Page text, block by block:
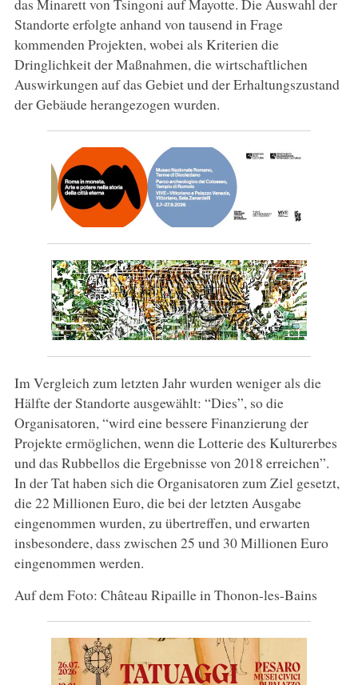
Standorte erfolgte anhand von tausend in Frage
kommenden Projekten, wobei als Kriterien die
Dringlichkeit der Maßnahmen, die wirtschaftlichen
Auswirkungen auf das Gebiet und der Erhaltungszustand
der Gebäude herangezogen wurden.
Im Vergleich zum letzten Jahr wurden weniger als die
Hälfte der Standorte ausgewählt: “Dies”, so die
Organisatoren, “wird eine bessere Finanzierung der
Projekte ermöglichen, wenn die Lotterie des Kulturerbes
und das Rubbellos die Ergebnisse von 2018 erreichen”.
In der Tat haben sich die Organisatoren zum Ziel gesetzt,
die 22 Millionen Euro, die bei der letzten Ausgabe
eingenommen wurden, zu übertreffen, und erwarten
insbesondere, dass zwischen 25 und 30 Millionen Euro
eingenommen werden.
Auf dem Foto: Château Ripaille in Thonon-les-Bains